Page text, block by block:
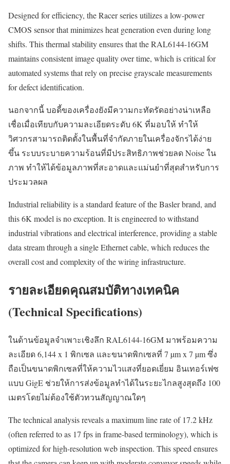
Designed for efficiency, the Racer series utilizes a low-power
CMOS sensor that minimizes heat generation even during long
shifts. This thermal stability ensures that the RAL6144-16GM
maintains consistent image quality over time, which is critical for
automated systems that rely on precise grayscale measurements
for defect identification.
นอกจากนี้ บอดี้ของเครื่องยังมีความกะทัดรัดอย่างน่าเหลือ
เชื่อเมื่อเทียบกับความละเอียดระดับ 6K ที่มอบให้ ทำให้
วิศวกรสามารถติดตั้งในพื้นที่จำกัดภายในเครื่องจักรได้ง่าย
ขึ้น ระบบระบายความร้อนที่มีประสิทธิภาพช่วยลด Noise ใน
ภาพ ทำให้ได้ข้อมูลภาพที่สะอาดและแม่นยำที่สุดสำหรับการ
ประมวลผล
Industrial reliability is a standard feature of the Basler brand, and
this 6K model is no exception. It is engineered to withstand
industrial vibrations and electrical interference, providing a stable
data stream through a single Ethernet cable, which reduces the
overall cost and complexity of the wiring infrastructure.
รายละเอียดคุณสมบัติทางเทคนิค
(Technical Specifications)
ในด้านข้อมูลจำเพาะเชิงลึก RAL6144-16GM มาพร้อมความ
ละเอียด 6,144 x 1 พิกเซล และขนาดพิกเซลที่ 7 µm x 7 µm ซึ่ง
ถือเป็นขนาดพิกเซลที่ให้ความไวแสงที่ยอดเยี่ยม อินเทอร์เฟซ
แบบ GigE ช่วยให้การส่งข้อมูลทำได้ในระยะไกลสูงสุดถึง 100
เมตรโดยไม่ต้องใช้ตัวทวนสัญญาณใดๆ
The technical analysis reveals a maximum line rate of 17.2 kHz
(often referred to as 17 fps in frame-based terminology), which is
optimized for high-resolution web inspection. This speed ensures